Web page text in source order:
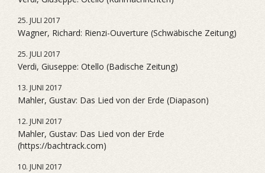
25. JULI 2017
Wagner, Richard: Rienzi-Ouverture (Schwäbische Zeitung)
25. JULI 2017
Verdi, Giuseppe: Otello (Badische Zeitung)
13. JUNI 2017
Mahler, Gustav: Das Lied von der Erde (Diapason)
12. JUNI 2017
Mahler, Gustav: Das Lied von der Erde
(https://bachtrack.com)
10. JUNI 2017